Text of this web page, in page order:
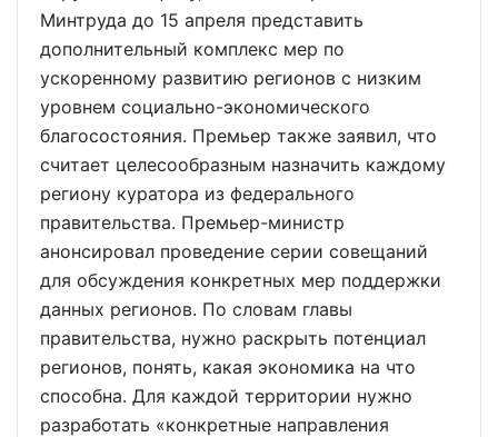
Минтруда до 15 апреля представить
дополнительный комплекс мер по
ускоренному развитию регионов с низким
уровнем социально-экономического
благосостояния. Премьер также заявил, что
считает целесообразным назначить каждому
региону куратора из федерального
правительства. Премьер-министр
анонсировал проведение серии совещаний
для обсуждения конкретных мер поддержки
данных регионов. По словам главы
правительства, нужно раскрыть потенциал
регионов, понять, какая экономика на что
способна. Для каждой территории нужно
разработать «конкретные направления